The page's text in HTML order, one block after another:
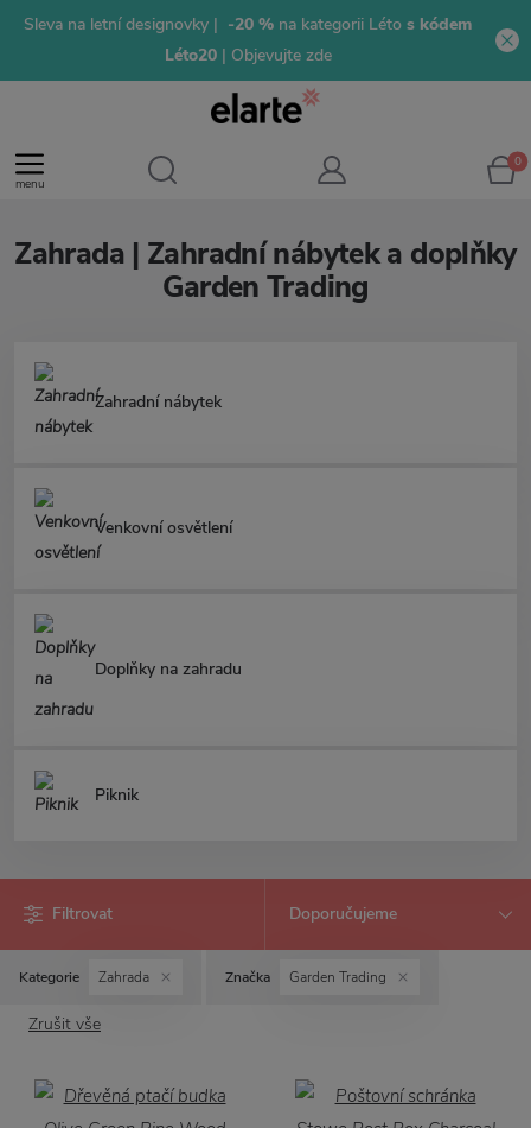
Sleva na letní designovky | -20 % na kategorii Léto s kódem
Léto20 | Objevujte zde
menu
0
Zahrada | Zahradní nábytek a doplňky
Garden Trading
Zahradní nábytek
Venkovní osvětlení
Doplňky na zahradu
Piknik
Filtrovat
Kategorie Zahrada Značka Garden Trading
Zrušit vše